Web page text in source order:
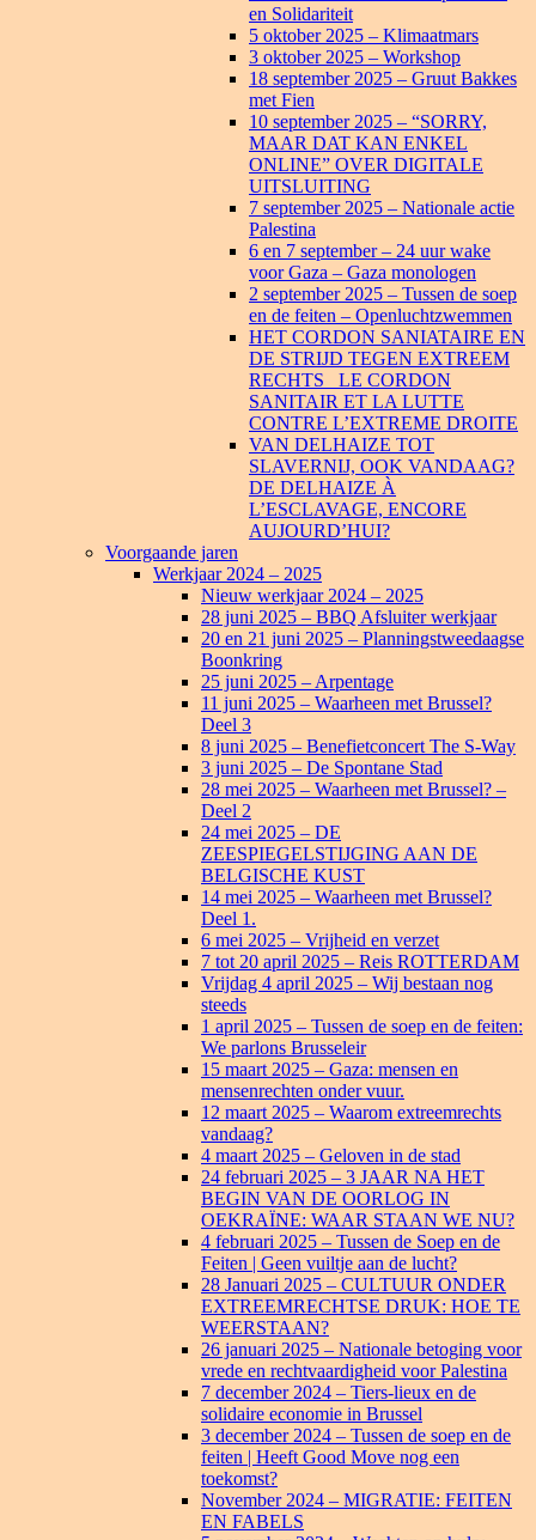
en Solidariteit
5 oktober 2025 – Klimaatmars
3 oktober 2025 – Workshop
18 september 2025 – Gruut Bakkes
met Fien
10 september 2025 – “SORRY,
MAAR DAT KAN ENKEL
ONLINE” OVER DIGITALE
UITSLUITING
7 september 2025 – Nationale actie
Palestina
6 en 7 september – 24 uur wake
voor Gaza – Gaza monologen
2 september 2025 – Tussen de soep
en de feiten – Openluchtzwemmen
HET CORDON SANIATAIRE EN
DE STRIJD TEGEN EXTREEM
RECHTS _LE CORDON
SANITAIR ET LA LUTTE
CONTRE L’EXTREME DROITE
VAN DELHAIZE TOT
SLAVERNIJ, OOK VANDAAG?
DE DELHAIZE À
L’ESCLAVAGE, ENCORE
AUJOURD’HUI?
Voorgaande jaren
Werkjaar 2024 – 2025
Nieuw werkjaar 2024 – 2025
28 juni 2025 – BBQ Afsluiter werkjaar
20 en 21 juni 2025 – Planningstweedaagse
Boonkring
25 juni 2025 – Arpentage
11 juni 2025 – Waarheen met Brussel?
Deel 3
8 juni 2025 – Benefietconcert The S-Way
3 juni 2025 – De Spontane Stad
28 mei 2025 – Waarheen met Brussel? –
Deel 2
24 mei 2025 – DE
ZEESPIEGELSTIJGING AAN DE
BELGISCHE KUST
14 mei 2025 – Waarheen met Brussel?
Deel 1.
6 mei 2025 – Vrijheid en verzet
7 tot 20 april 2025 – Reis ROTTERDAM
Vrijdag 4 april 2025 – Wij bestaan nog
steeds
1 april 2025 – Tussen de soep en de feiten:
We parlons Brusseleir
15 maart 2025 – Gaza: mensen en
mensenrechten onder vuur.
12 maart 2025 – Waarom extreemrechts
vandaag?
4 maart 2025 – Geloven in de stad
24 februari 2025 – 3 JAAR NA HET
BEGIN VAN DE OORLOG IN
OEKRAÏNE: WAAR STAAN WE NU?
4 februari 2025 – Tussen de Soep en de
Feiten | Geen vuiltje aan de lucht?
28 Januari 2025 – CULTUUR ONDER
EXTREEMRECHTSE DRUK: HOE TE
WEERSTAAN?
26 januari 2025 – Nationale betoging voor
vrede en rechtvaardigheid voor Palestina
7 december 2024 – Tiers-lieux en de
solidaire economie in Brussel
3 december 2024 – Tussen de soep en de
feiten | Heeft Good Move nog een
toekomst?
November 2024 – MIGRATIE: FEITEN
EN FABELS